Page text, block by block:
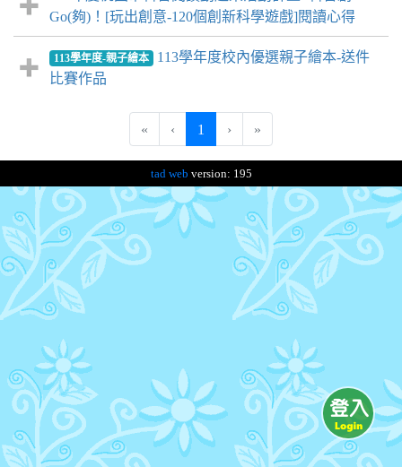
Go(夠)！[玩出創意-120個創新科學遊戲]閱讀心得
113學年度-親子繪本
113學年度校內優選親子繪本-送件
比賽作品
« ‹ 1 (current)
› »
tad web version: 195